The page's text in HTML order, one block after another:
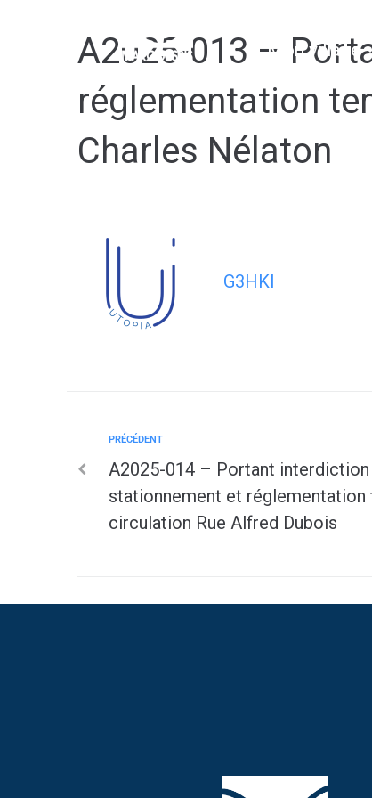
Mon village
A2025-013 –
réglementation
Charles Nélaton
G3HKI
PRÉCÉDENT
A2025-014 – Portant
stationnement et réglementation
circulation Rue Alfred Dubois